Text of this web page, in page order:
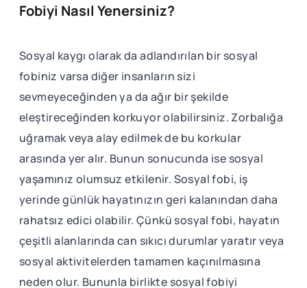
Fobiyi Nasıl Yenersiniz?
Sosyal kaygı olarak da adlandırılan bir sosyal
fobiniz varsa diğer insanların sizi
sevmeyeceğinden ya da ağır bir şekilde
eleştireceğinden korkuyor olabilirsiniz. Zorbalığa
uğramak veya alay edilmek de bu korkular
arasında yer alır. Bunun sonucunda ise sosyal
yaşamınız olumsuz etkilenir. Sosyal fobi, iş
yerinde günlük hayatınızın geri kalanından daha
rahatsız edici olabilir. Çünkü sosyal fobi, hayatın
çeşitli alanlarında can sıkıcı durumlar yaratır veya
sosyal aktivitelerden tamamen kaçınılmasına
neden olur. Bununla birlikte sosyal fobiyi